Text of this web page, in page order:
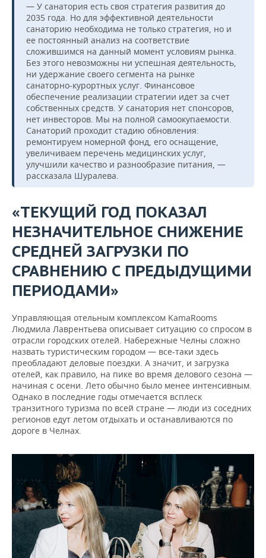
— У санатория есть своя стратегия развития до
2035 года. Но для эффективной деятельности
санаторию необходима не только стратегия, но и
ее постоянный анализ на соответствие
сложившимся на данный момент условиям рынка.
Без этого невозможны ни успешная деятельность,
ни удержание своего сегмента на рынке
санаторно-курортных услуг. Финансовое
обеспечение реализации стратегии идет за счет
собственных средств. У санатория нет спонсоров,
нет инвесторов. Мы на полной самоокупаемости.
Санаторий проходит стадию обновления:
ремонтируем номерной фонд, его оснащение,
увеличиваем перечень медицинских услуг,
улучшили качество и разнообразие питания, —
рассказала Шуралева.
«ТЕКУЩИЙ ГОД ПОКАЗАЛ
НЕЗНАЧИТЕЛЬНОЕ СНИЖЕНИЕ
СРЕДНЕЙ ЗАГРУЗКИ ПО
СРАВНЕНИЮ С ПРЕДЫДУЩИМИ
ПЕРИОДАМИ»
Управляющая отельным комплексом KamaRooms
Людмила Лаврентьева описывает ситуацию со спросом в
отрасли городских отелей. Набережные Челны сложно
назвать туристическим городом — все-таки здесь
преобладают деловые поездки. А значит, и загрузка
отелей, как правило, на пике во время делового сезона —
начиная с осени. Лето обычно было менее интенсивным.
Однако в последние годы отмечается всплеск
транзитного туризма по всей стране — люди из соседних
регионов едут летом отдыхать и останавливаются по
дороге в Челнах.